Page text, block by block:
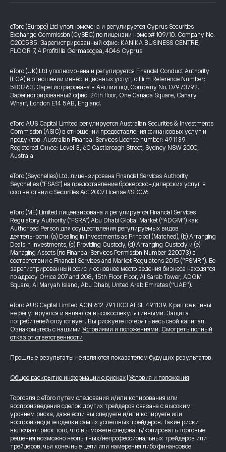
eToro (Europe) Ltd уполномочена и регулируется Cyprus Securities
Exchange Commission (CySEC) по лицензии номер# 109/10. Company No.
C200585. Зарегистрированный офис: KANIKA BUSINESS CENTRE,
FLOOR 7, 4 Profiti Ilia Germasogeia, 4046 Cyprus
eToro (UK) Ltd уполномочена и регулируется Financial Conduct Authority
(FCA) в отношении инвестиционных услуг, с Firm Reference Number:
583263. Зарегистрирована в Англии под Company No. 07973792.
Зарегистрированный офис: 24th floor, One Canada Square, Canary
Wharf, London E14 5AB, England.
eToro AUS Capital Limited регулируется Australian Securities & Investments
Commission (ASIC) в отношении предоставления финансовых услуг и
продуктов. Australian Financial Services Licence number: 491139.
Registered Office: Level 3, 60 Castlereagh Street, Sydney NSW 2000,
Australia
eToro (Seychelles) Ltd. лицензирована Financial Services Authority
Seychelles ("FSAS") на предоставление брокерско-дилерских услуг в
соответствии с Securities Act 2007 License #SD076
eToro (ME) Limited лицензирована и регулируется Financial Services
Regulatory Authority ("FSRA") Abu Dhabi Global Market (“ADGM”) как
Authorised Person для осуществления регулируемых видов
деятельности: (a) Dealing in Investments as Principal (Matched), (b) Arranging
Deals in Investments, (c) Providing Custody, (d) Arranging Custody и (e)
Managing Assets (по Financial Services Permission Number 220073) в
соответствии с Financial Services and Market Regulations 2015 (“FSMR”). Ее
зарегистрированный офис и основное место ведения бизнеса находятся
по адресу Office 207 and 208, 15th Floor Floor, Al Sarab Tower, ADGM
Square, Al Maryah Island, Abu Dhabi, United Arab Emirates (“UAE”).
eToro AUS Capital Limited ACN 612 791 803 AFSL 491139. Криптоактивы
не регулируются и являются высокоспекулятивными. Защита
потребителей отсутствует. Вы рискуете потерять весь свой капитал.
Ознакомьтесь с нашими Условиями и положениями. Смотреть полный
отказ от ответственности
Прошлые результаты не являются показателем будущих результатов.
Общее раскрытие информации о рисках Условия и положения
Торговля с eToro путем следования и/или копирования или
воспроизведения сделок других трейдеров связана с высоким
уровнем риска, даже если вы следуете и/или копируете или
воспроизводите сделки самых успешных трейдеров. Такие риски
включают риск того, что вы можете следовать/копировать торговые
решения возможно неопытных/непрофессиональных трейдеров или
трейдеров, чьи конечные цели или намерения либо финансовое